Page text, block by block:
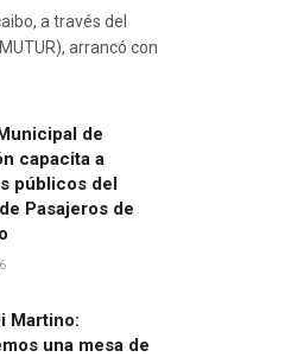
a través del
arrancó con
de
capacita a
públicos del
Pasajeros de
Martino:
una mesa de